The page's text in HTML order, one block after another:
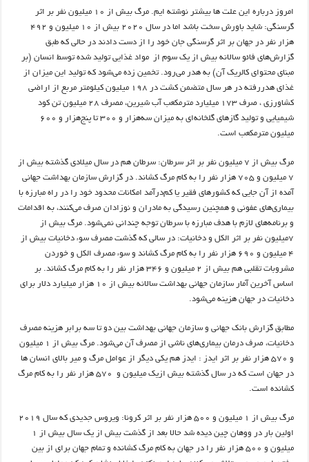
امروز درباره این علت ها بیشتر نوشته ایم. مرگ بیش از ۱۰ میلیون نفر بر اثر
گرسنگی: شاید باورش سخت باشد اما در سال ۲۰۲۰ بیش از ۱۰ میلیون و ۴۹۲
هزار نفر در جهان بر اثر گرسنگی جان خود را از دست دادند در حالی که طبق
گزارش‌های فائو سالانه بیش از یک سوم از مواد غذایی تولید شده توسط انسان (بر
مبنای محتوای کالریک آن) به هدر می‌رود. تخمین زده می‌شود که تولید این میزان از
غذای هدررفته در هر سال متضمن کشت در ۱۹۸ میلیون کیلومتر مربع از اراضی
کشاورزی ، صرف ۱۷۳ میلیارد مترمکعب آب شیرین، مصرف ۲۸ میلیون تن کود
شیمیایی و تولید گازهای گلخانه‌ای به میزان سه‌هزار و ۳۰۰ تا پنج‌هزار و ۶۰۰
میلیون مترمکعب است.
مرگ بیش از ۷ میلیون نفر بر اثر سرطان: سرطان هم در سال میلادی گذشته بیش از
۷ میلیون و ۷۰۵ هزار نفر را به کام مرگ کشاند. در گزارش سازمان بهداشت جهانی
آمده از آن جایی که کشورهای فقیر یا کم‌درآمد امکانات محدود خود را در راه مبارزه با
بیماری‌های عفونی و همچنین رسیدگی به مادران و نوزادان صرف می‌کنند، به اقدامات
و برنامه‌های لازم با هدف مبارزه با سرطان توجه چندانی نمی‌شود. مرگ بیش از
۷میلیون نفر بر اثر الکل و دخانیات: در سالی که گذشت مصرف سوء دخانیات بیش از
۴ میلیون و ۶۹۰ هزار نفر را به کام مرگ کشاند و سوء مصرف الکل و خوردن
مشروبات تقلبی هم بیش از ۲ میلیون و ۳۴۶ هزار نفر را به کام مرگ کشاند. بر
اساس آخرین آمار سازمان جهانی بهداشت سالانه بیش از ۱۰ هزار میلیارد دلار برای
دخانیات در جهان هزینه می‌شود.
مطابق گزارش بانک جهانی و سازمان جهانی بهداشت بین دو تا سه برابر هزینه مصرف
دخانیات، صرف درمان بیماری‌های ناشی از مصرف آن می‌شود. مرگ بیش از ۱ میلیون
و ۵۷۰ هزار نفر بر اثر ایدز : ایدز هم یکی دیگر از عوامل مرگ و میر بالای انسان ها
در جهان است که در سال گذشته بیش ازیک میلیون و ۵۷۰ هزار نفر را به کام مرگ
کشانده است.
مرگ بیش از ۱ میلیون و ۵۰۰ هزار نفر بر اثر کرونا: ویروس جدیدی که سال ۲۰۱۹
اولین بار در ووهان چین دیده شد حالا بعد از گذشت بیش از یک سال بیش از ۱
میلیون و ۵۰۰ هزار نفر را در جهان به کام مرگ کشانده و تمام جهان برای از بین